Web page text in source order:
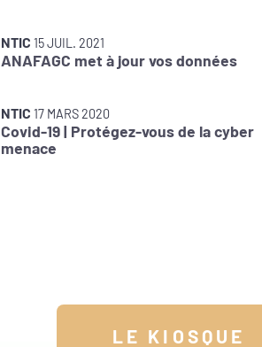
NTIC 15 JUIL. 2021
ANAFAGC met à jour vos données
NTIC 17 MARS 2020
Covid-19 | Protégez-vous de la cyber
menace
LE KIOSQUE